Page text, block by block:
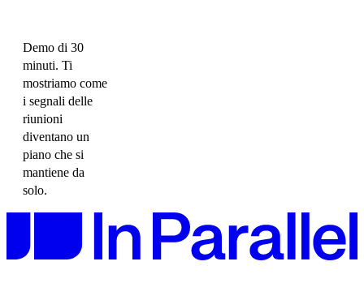
Demo di 30
minuti. Ti
mostriamo come
i segnali delle
riunioni
diventano un
piano che si
mantiene da
solo.